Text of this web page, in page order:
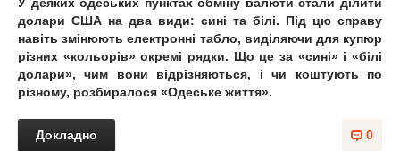
долари США на два види: сині та білі. Під цю справу
навіть змінюють електронні табло, виділяючи для купюр
різних «кольорів» окремі рядки. Що це за «сині» і «білі
долари», чим вони відрізняються, і чи коштують по
різному, розбиралося «Одеське життя».
0
Докладно